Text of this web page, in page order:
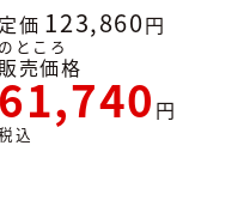
定価 123,860
のところ
販売価格
込